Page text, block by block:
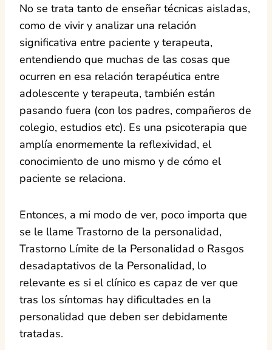
No se trata tanto de enseñar técnicas aisladas,
como de vivir y analizar una relación
significativa entre paciente y terapeuta,
entendiendo que muchas de las cosas que
ocurren en esa relación terapéutica entre
adolescente y terapeuta, también están
pasando fuera (con los padres, compañeros de
colegio, estudios etc). Es una psicoterapia que
amplía enormemente la reflexividad, el
conocimiento de uno mismo y de cómo el
paciente se relaciona.
Entonces, a mi modo de ver, poco importa que
se le llame Trastorno de la personalidad,
Trastorno Límite de la Personalidad o Rasgos
desadaptativos de la Personalidad, lo
relevante es si el clínico es capaz de ver que
tras los síntomas hay dificultades en la
personalidad que deben ser debidamente
tratadas.